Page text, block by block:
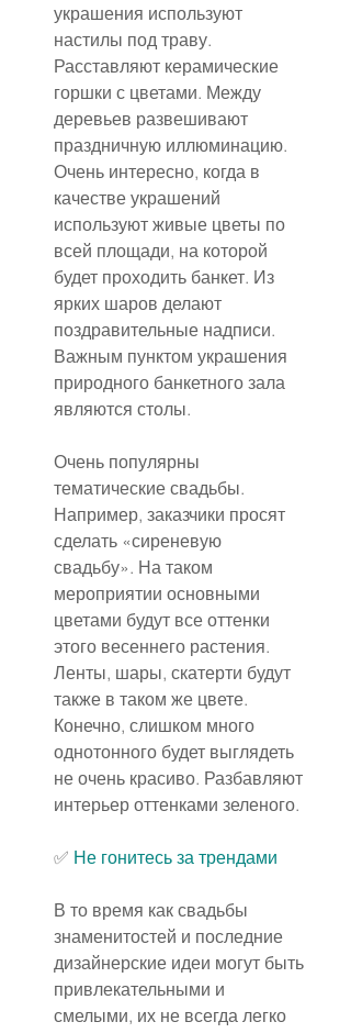
украшения используют
настилы под траву.
Расставляют керамические
горшки с цветами. Между
деревьев развешивают
праздничную иллюминацию.
Очень интересно, когда в
качестве украшений
используют живые цветы по
всей площади, на которой
будет проходить банкет. Из
ярких шаров делают
поздравительные надписи.
Важным пунктом украшения
природного банкетного зала
являются столы.
Очень популярны
тематические свадьбы.
Например, заказчики просят
сделать «сиреневую
свадьбу». На таком
мероприятии основными
цветами будут все оттенки
этого весеннего растения.
Ленты, шары, скатерти будут
также в таком же цвете.
Конечно, слишком много
однотонного будет выглядеть
не очень красиво. Разбавляют
интерьер оттенками зеленого.
✅ Не гонитесь за трендами
В то время как свадьбы
знаменитостей и последние
дизайнерские идеи могут быть
привлекательными и
смелыми, их не всегда легко